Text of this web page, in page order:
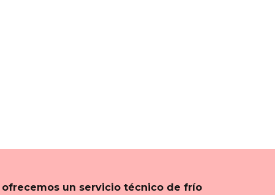
ofrecemos un servicio técnico de frío